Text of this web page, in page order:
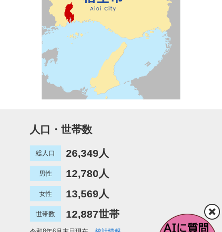
人口・世帯数
総人口 26,349人
男性 12,780人
女性 13,569人
世帯数 12,887世帯